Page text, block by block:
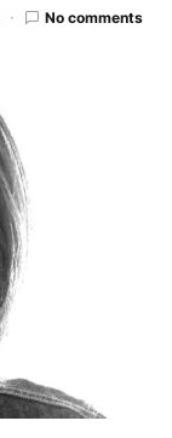
No comments